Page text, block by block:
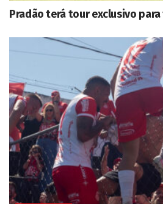
Pradão terá tour exclusivo